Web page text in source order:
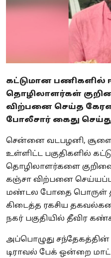
National
Spirituality
Weather
Politics
கட்டுமான பணிகளில்
தொழிலாளர்கள்
விற்பனை செய்த
போலீசார் கைது
சென்னை வடபழனி,
உள்ளிட்ட பகுதிகளில்
தொழிலாளர்களை
கஞ்சா விற்பனை
மண்டல போதை பொருள்
கிடைத்த ரகசிய
நகர் பகுதியில் தீவிர
அப்பொழுது சந்தேகத்தின்
டிராவல் பேக் ஒன்றை